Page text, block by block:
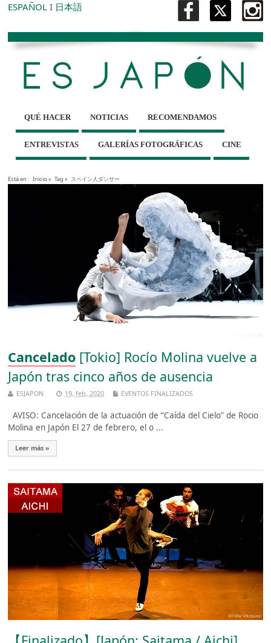
ESPAÑOL I 日本語
QUÉ HACER NOTICIAS RECOMENDAMOS
ENTREVISTAS GALERÍAS FOTOGRÁFICAS CINE
Está en : Inicio» Tag » スペイン人ダンサー
Cancelado [Tokio] Rocío Molina vuelve a
Japón tras cinco años de ausencia
ESJAPON 19, feb, 2020 EVENTOS FINALIZADOS
AVISO: Cancelación de la actuación de “Caída del Cielo” de Rocio
Molina en Japón El 27 de febrero, el o ...
Leer más »